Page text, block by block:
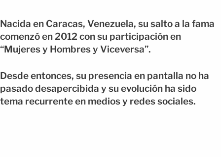
Nacida en Caracas, Venezuela, su salto a la fama
comenzó en 2012 con su participación en
“Mujeres y Hombres y Viceversa”.
Desde entonces, su presencia en pantalla no ha
pasado desapercibida y su evolución ha sido
tema recurrente en medios y redes sociales.